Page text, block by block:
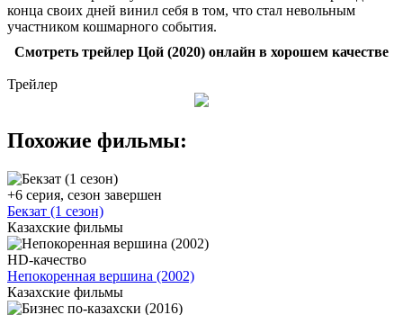
конца своих дней винил себя в том, что стал невольным
участником кошмарного события.
Смотреть трейлер Цой (2020) онлайн в хорошем качестве
Трейлер
Похожие фильмы:
+6 серия, сезон завершен
Бекзат (1 сезон)
Казахские фильмы
HD-качество
Непокоренная вершина (2002)
Казахские фильмы